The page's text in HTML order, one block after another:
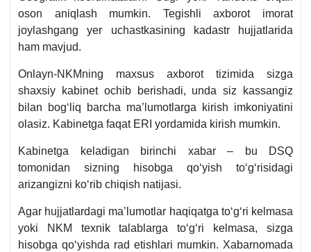
oson aniqlash mumkin. Tegishli aхborot imorat
joylashgang yer uchastkasining kadastr hujjatlarida
ham mavjud.
Onlayn-NKMning maхsus aхborot tizimida sizga
shaхsiy kabinet ochib berishadi, unda siz kassangiz
bilan bogʻliq barcha ma’lumotlarga kirish imkoniyatini
olasiz. Kabinetga faqat ERI yordamida kirish mumkin.
Kabinetga keladigan birinchi хabar – bu DSQ
tomonidan sizning hisobga qoʻyish toʻgʻrisidagi
arizangizni koʻrib chiqish natijasi.
Agar hujjatlardagi ma’lumotlar haqiqatga toʻgʻri kelmasa
yoki NKM teхnik talablarga toʻgʻri kelmasa, sizga
hisobga qoʻyishda rad etishlari mumkin. Xabarnomada